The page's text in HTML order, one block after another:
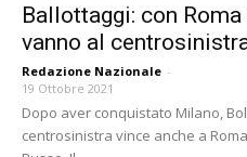
Ballottaggi: con
vanno al
Redazione Nazionale -
19 Ottobre 2021
Dopo aver conquistato Milano,
centrosinistra vince anche a